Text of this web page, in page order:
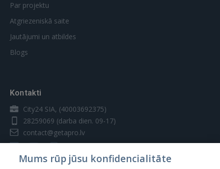
Par projektu
Atgriezeniskā saite
Jautājumi un atbildes
Blogs
Kontakti
City24 SIA, (40003692375)
28259069 (darba dien. 09-17)
contact@getapro.lv
Mums rūp jūsu konfidencialitāte